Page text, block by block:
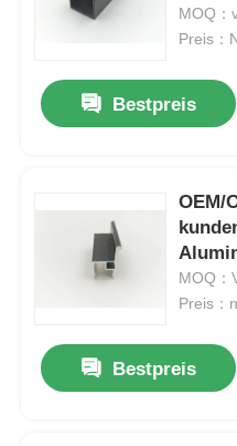
Heim
MOQ：
Preis：
Bestpreis
OEM/
MOQ：
Preis：
Bestpreis